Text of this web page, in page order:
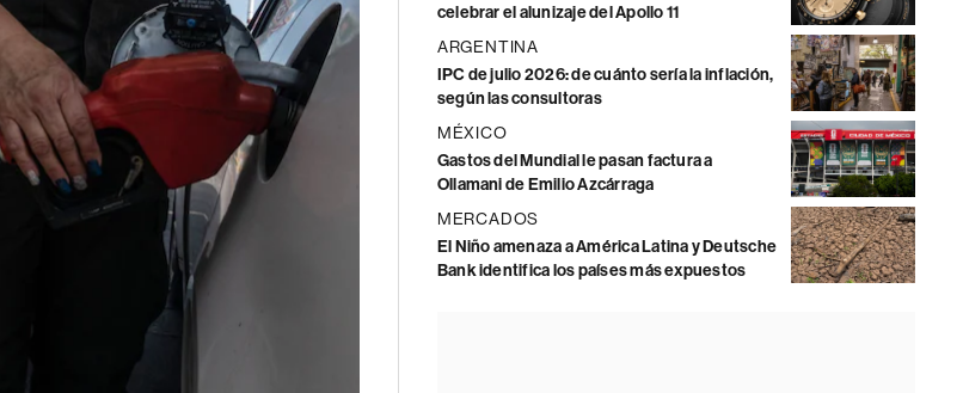
celebrar el alunizaje del Apollo 11
ARGENTINA
IPC de julio 2026: de cuánto sería la inflación,
según las consultoras
MÉXICO
Gastos del Mundial le pasan factura a
Ollamani de Emilio Azcárraga
MERCADOS
El Niño amenaza a América Latina y Deutsche
Bank identifica los países más expuestos